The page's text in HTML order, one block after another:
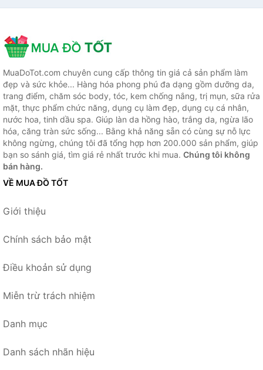
MuaDoTot.com chuyên cung cấp thông tin giá cả sản phẩm làm
đẹp và sức khỏe... Hàng hóa phong phú đa dạng gồm dưỡng da,
trang điểm, chăm sóc body, tóc, kem chống nắng, trị mụn, sữa rửa
mặt, thực phẩm chức năng, dụng cụ làm đẹp, dụng cụ cá nhân,
nước hoa, tinh dầu spa. Giúp làn da hồng hào, trắng da, ngừa lão
hóa, căng tràn sức sống... Bằng khả năng sẵn có cùng sự nỗ lực
không ngừng, chúng tôi đã tổng hợp hơn 200.000 sản phẩm, giúp
bạn so sánh giá, tìm giá rẻ nhất trước khi mua. Chúng tôi không
bán hàng.
VỀ MUA ĐỒ TỐT
Giới thiệu
Chính sách bảo mật
Điều khoản sử dụng
Miễn trừ trách nhiệm
Danh mục
Danh sách nhãn hiệu